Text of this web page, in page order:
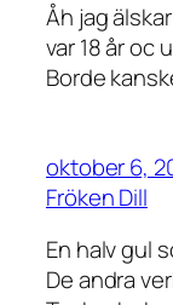
Åh jag
var 18 år
Borde
oktober 6,
Fröken Dill
En halv gul
De andra